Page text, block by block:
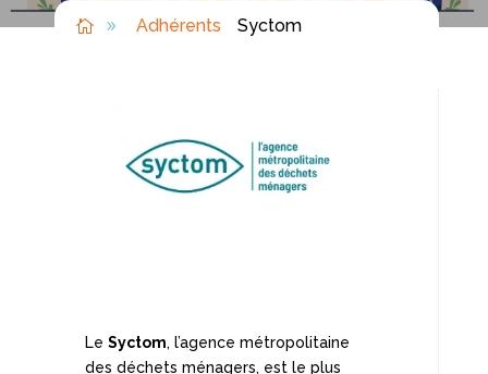
 9 Adhérents Syctom
Le Syctom, l’agence métropolitaine
des déchets ménagers, est le plus